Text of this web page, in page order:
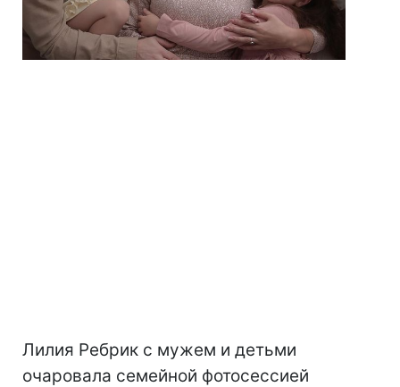
Лилия Ребрик с мужем и детьми
очаровала семейной фотосессией